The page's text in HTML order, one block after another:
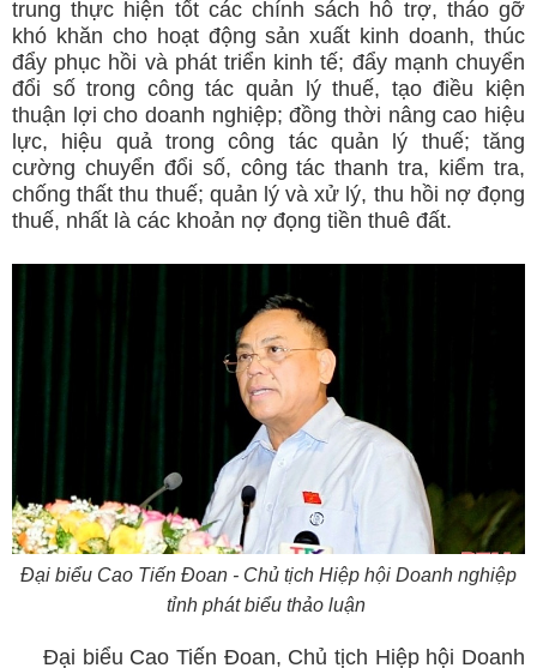
trung thực hiện tốt các chính sách hỗ trợ, tháo gỡ
khó khăn cho hoạt động sản xuất kinh doanh, thúc
đẩy phục hồi và phát triển kinh tế; đẩy mạnh chuyển
đổi số trong công tác quản lý thuế, tạo điều kiện
thuận lợi cho doanh nghiệp; đồng thời nâng cao hiệu
lực, hiệu quả trong công tác quản lý thuế; tăng
cường chuyển đổi số, công tác thanh tra, kiểm tra,
chống thất thu thuế; quản lý và xử lý, thu hồi nợ đọng
thuế, nhất là các khoản nợ đọng tiền thuê đất.
Đại biểu Cao Tiến Đoan - Chủ tịch Hiệp hội Doanh nghiệp
tỉnh phát biểu thảo luận
Đại biểu Cao Tiến Đoan, Chủ tịch Hiệp hội Doanh